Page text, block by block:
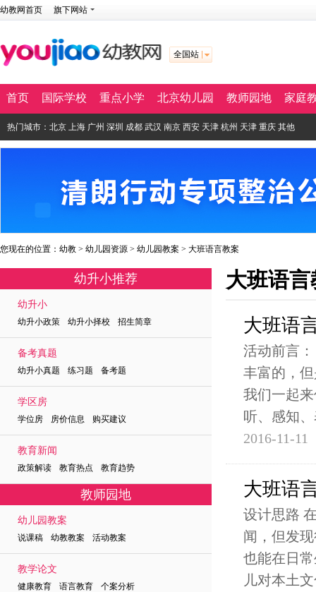
幼教网首页 旗下网站
全国站
首页 国际学校 重点小学 北京幼儿园 教师园地 家庭
热门城市： 北京 上海 广州 深圳 成都 武汉 南京 西安 天津 杭州 天津 重庆 其他
您现在的位置： 幼教 > 幼儿园资源 > 幼儿园教案 > 大班语言教案
幼升小推荐
幼升小
幼升小政策 幼升小择校 招生简章
备考真题
幼升小真题 练习题 备考题
学区房
学位房 房价信息 购买建议
教育新闻
政策解读 教育热点 教育趋势
教师园地
幼儿园教案
说课稿 幼教教案 活动教案
教学论文
健康教育 语言教育 个案分析
大班语言
大班语
活动前言
丰富的，
我们一起
听、感知
2016-11-11
大班语
设计思路
闻，但发
也能在日
儿对本土